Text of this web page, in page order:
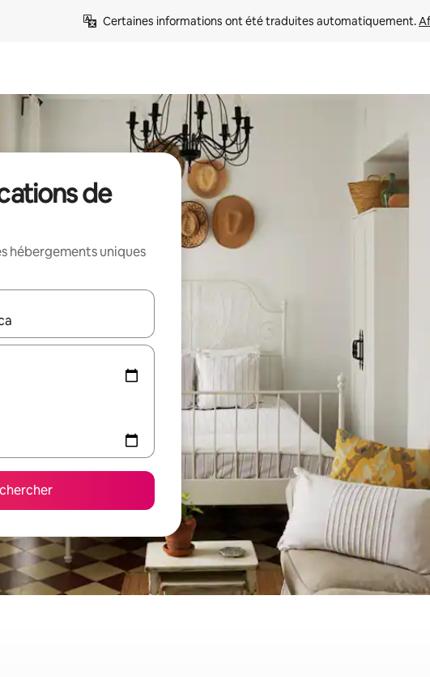
Certaines informations ont été traduites automatiquement.
de
hébergements uniques
utilisez les flèches vers le haut et vers le bas pour les parcourir ou en